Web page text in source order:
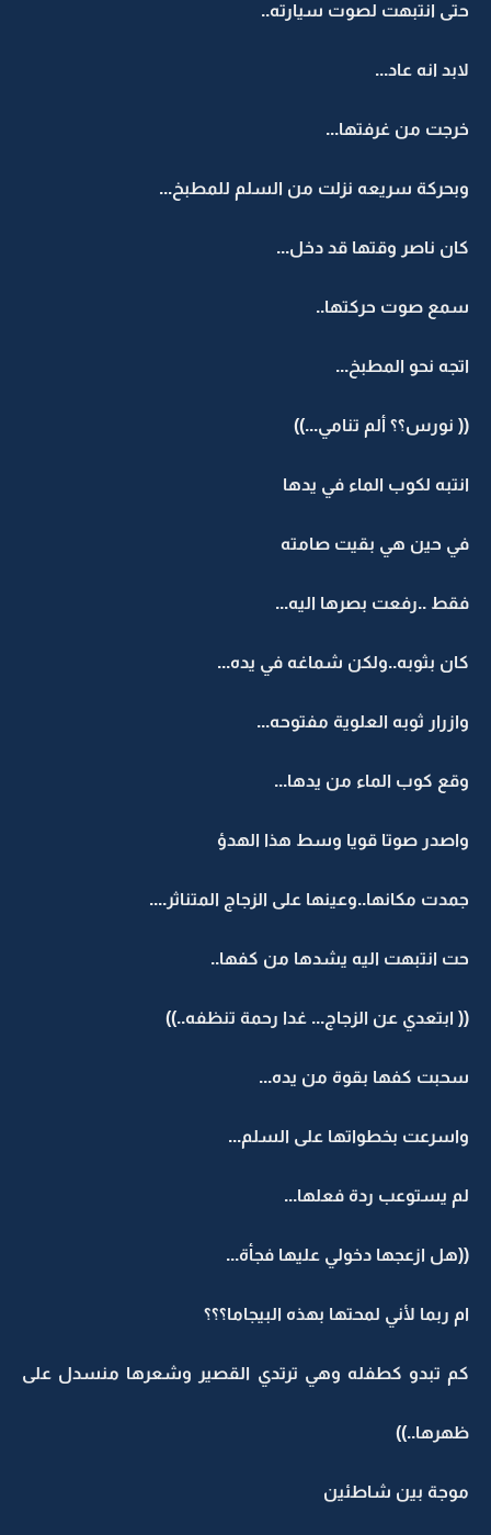
حتى انتبهت لصوت سيارته..
لابد انه عاد...
خرجت من غرفتها...
وبحركة سريعه نزلت من السلم للمطبخ...
كان ناصر وقتها قد دخل...
سمع صوت حركتها..
اتجه نحو المطبخ...
(( نورس؟؟ ألم تنامي...))
انتبه لكوب الماء في يدها
في حين هي بقيت صامته
فقط ..رفعت بصرها اليه...
كان بثوبه..ولكن شماغه في يده...
وازرار ثوبه العلوية مفتوحه...
وقع كوب الماء من يدها...
واصدر صوتا قويا وسط هذا الهدؤ
جمدت مكانها..وعينها على الزجاج المتناثر....
حت انتبهت اليه يشدها من كفها..
(( ابتعدي عن الزجاج... غدا رحمة تنظفه..))
سحبت كفها بقوة من يده...
واسرعت بخطواتها على السلم...
لم يستوعب ردة فعلها...
((هل ازعجها دخولي عليها فجأة...
ام ربما لأني لمحتها بهذه البيجاما؟؟؟
كم تبدو كطفله وهي ترتدي القصير وشعرها منسدل على
ظهرها..))
موجة بين شاطئين